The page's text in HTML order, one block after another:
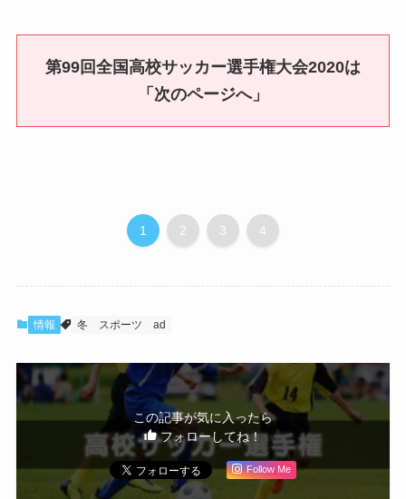
第99回全国高校サッカー選手権大会2020は
「次のページへ」
1 2 3 4
情報 冬 スポーツ ad
この記事が気に入ったら
フォローしてね！
Follow Me